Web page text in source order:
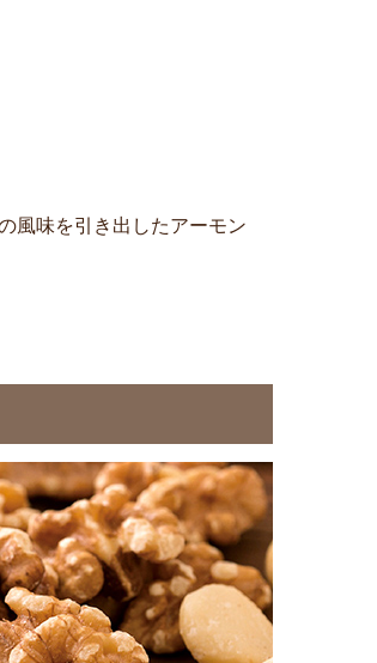
風味を引き出したアーモン